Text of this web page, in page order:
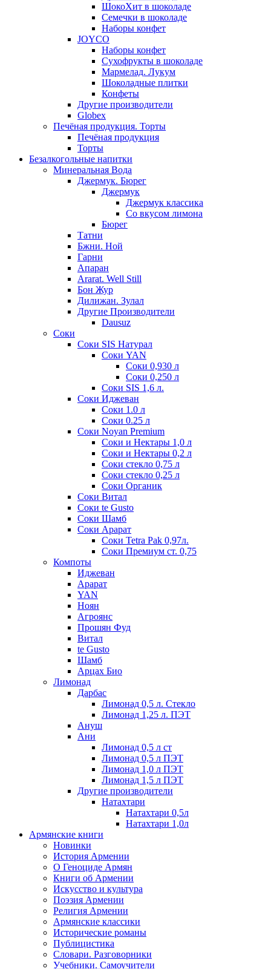
ШокоХит в шоколаде
Семечки в шоколаде
Наборы конфет
JOYCO
Наборы конфет
Сухофрукты в шоколаде
Мармелад. Лукум
Шоколадные плитки
Конфеты
Другие производители
Globex
Печёная продукция. Торты
Печёная продукция
Торты
Безалкогольные напитки
Минеральная Вода
Джермук. Бюрег
Джермук
Джермук классика
Со вкусом лимона
Бюрег
Татни
Бжни. Ной
Гарни
Апаран
Ararat. Well Still
Бон Жур
Дилижан. Зулал
Другие Производители
Dausuz
Соки
Соки SIS Натурал
Соки YAN
Соки 0,930 л
Соки 0,250 л
Соки SIS 1,6 л.
Соки Иджеван
Соки 1.0 л
Соки 0.25 л
Соки Noyan Premium
Соки и Нектары 1,0 л
Соки и Нектары 0,2 л
Соки стекло 0,75 л
Соки стекло 0,25 л
Соки Органик
Соки Витал
Соки te Gusto
Соки Шамб
Соки Арарат
Соки Tetra Pak 0,97л.
Соки Премиум ст. 0,75
Компоты
Иджеван
Арарат
YAN
Ноян
Агроянс
Прошян Фуд
Витал
te Gusto
Шамб
Арцах Био
Лимонад
Дарбас
Лимонад 0,5 л. Стекло
Лимонад 1,25 л. ПЭТ
Ануш
Ани
Лимонад 0,5 л ст
Лимонад 0,5 л ПЭТ
Лимонад 1,0 л ПЭТ
Лимонад 1,5 л ПЭТ
Другие производители
Натахтари
Натахтари 0,5л
Натахтари 1,0л
Армянские книги
Новинки
История Армении
О Геноциде Армян
Книги об Армении
Иcкусство и культура
Поэзия Армении
Религия Армении
Армянские классики
Исторические романы
Публицистика
Словари. Разговорники
Учебники. Самоучители